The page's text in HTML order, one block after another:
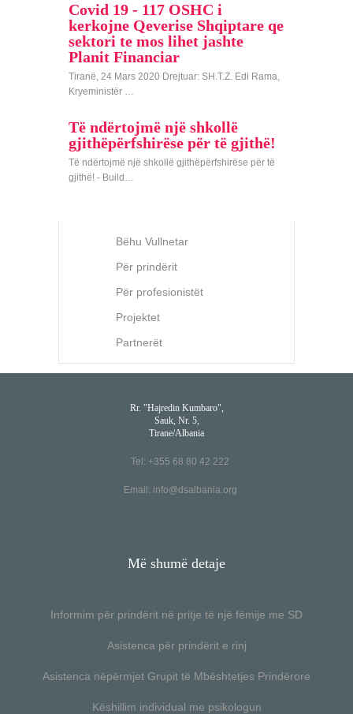
Covid 19 - 117 OSHC i
kerkojne Qeverise Shqiptare qe
sektori te mos lihet jashte
Planit Financiar
Tiranë, 24 Mars 2020 Drejtuar: SH.T.Z. Edi Rama,
Kryeministër …
Të ndërtojmë një shkollë
gjithëpërfshirëse për të gjithë!
Të ndërtojmë një shkollë gjithëpërfshirëse për të
gjithë! - Build…
Bëhu Vullnetar
Për prindërit
Për profesionistët
Projektet
Partnerët
Rr. "Hajredin Kumbaro",
Sauk, Nr. 5,
Tirane/Albania
Tel: +355 68 80 42 222
Email: info@dsalbania.org
Më shumë detaje
Informim për prindërit në pritje të një fëmije me SD
Asistenca për prindërit e rinj
Asistenca nëpërmjet Grupit të Mbështetjes Prindërore
Këshillim individual me psikologun